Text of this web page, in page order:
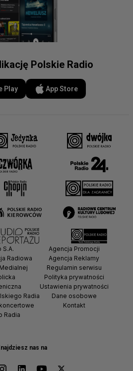
Polskie Radio
Play App Store
nas na
S.A.
Radiowa
Radia
Radia
Agencja Promocji
Agencja Reklamy
Regulamin serwisu
Polityka prywatności
Ustawienia prywatności
Dane osobowe
Kontakt